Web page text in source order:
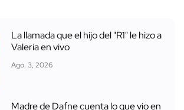
La llamada que el hijo del "R1" le hizo a
Valeria en vivo
Ago. 3, 2026
Madre de Dafne cuenta lo que vio en